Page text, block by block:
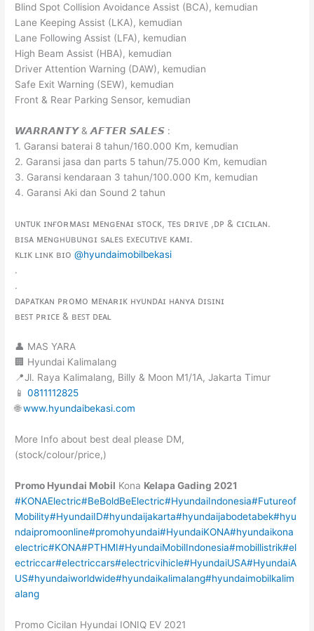
Blind Spot Collision Avoidance Assist (BCA), kemudian
Lane Keeping Assist (LKA), kemudian
Lane Following Assist (LFA), kemudian
High Beam Assist (HBA), kemudian
Driver Attention Warning (DAW), kemudian
Safe Exit Warning (SEW), kemudian
Front & Rear Parking Sensor, kemudian
𝙒𝘼𝙍𝙍𝘼𝙉𝙏𝙔 & 𝘼𝙁𝙏𝙀𝙍 𝙎𝘼𝙇𝙀𝙎 :
1. Garansi baterai 8 tahun/160.000 Km, kemudian
2. Garansi jasa dan parts 5 tahun/75.000 Km, kemudian
3. Garansi kendaraan 3 tahun/100.000 Km, kemudian
4. Garansi Aki dan Sound 2 tahun
ᴜɴᴛᴜᴋ ɪɴғᴏʀᴍᴀsɪ ᴍᴇɴɢᴇɴᴀɪ sᴛᴏᴄᴋ, ᴛᴇs ᴅʀɪᴠᴇ ,ᴅᴘ & ᴄɪᴄɪʟᴀɴ.
ʙɪsᴀ ᴍᴇɴɢʜᴜʙᴜɴɢɪ sᴀʟᴇs ᴇxᴇᴄᴜᴛɪᴠᴇ ᴋᴀᴍɪ.
ᴋʟɪᴋ ʟɪɴᴋ ʙɪᴏ@hyundaimobilbekasi
.
.
ᴅᴀᴘᴀᴛᴋᴀɴ ᴘʀᴏᴍᴏ ᴍᴇɴᴀʀɪᴋ ʜʏᴜɴᴅᴀɪ ʜᴀɴʏᴀ ᴅɪsɪɴɪ
ʙᴇꜱᴛ ᴘʀɪᴄᴇ & ʙᴇꜱᴛ ᴅᴇᴀʟ
👤 MAS YARA
🏢 Hyundai Kalimalang
📍Jl. Raya Kalimalang, Billy & Moon M1/1A, Jakarta Timur
📱0811112825
🌐www.hyundaibekasi.com
More Info about best deal please DM,
(stock/colour/price,)
Promo Hyundai Mobil Kona Kelapa Gading 2021
#KONAElectric#BeBoldBeElectric#HyundaiIndonesia#Futureof
Mobility#HyundaiID#hyundaijakarta#hyundaijabodetabek#hyu
ndaipromoonline#promohyundai#HyundaiKONA#hyundaikona
electric#KONA#PTHMI#HyundaiMobilIndonesia#mobillistrik#el
ectriccar#electriccars#electricvihicle#HyundaiUSA#HyundaiA
US#hyundaiworldwide#hyundaikalimalang#hyundaimobilkalim
alang
Promo Cicilan Hyundai IONIQ EV 2021